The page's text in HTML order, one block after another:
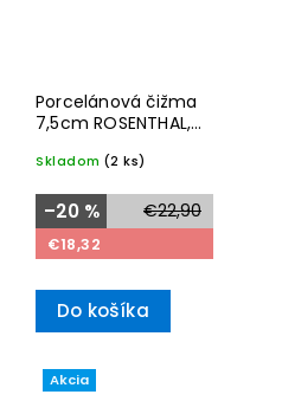
Porcelánová čižma
7,5cm ROSENTHAL,
Skladom (2 ks)
€22,90
–20 %
€18,32
Do košíka
Akcia